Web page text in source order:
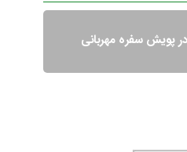
پویش سفره مهربانی